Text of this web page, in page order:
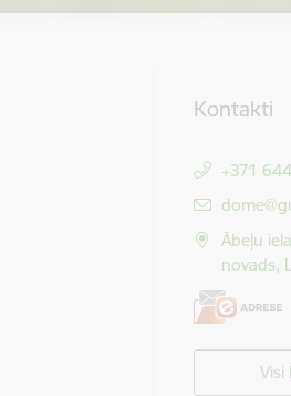
Kontakti
+371
E-pasts:
Ābeļu
novads,
Visi